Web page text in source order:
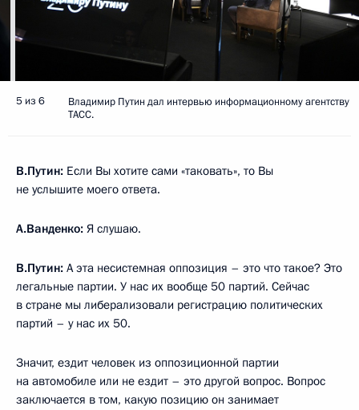
5 из 6
Владимир Путин дал интервью информационному агентству
ТАСС.
В.Путин: Если Вы хотите сами «таковать», то Вы
не услышите моего ответа.
А.Ванденко: Я слушаю.
В.Путин: А эта несистемная оппозиция – это что такое? Это
легальные партии. У нас их вообще 50 партий. Сейчас
в стране мы либерализовали регистрацию политических
партий – у нас их 50.
Значит, ездит человек из оппозиционной партии
на автомобиле или не ездит – это другой вопрос. Вопрос
заключается в том, какую позицию он занимает